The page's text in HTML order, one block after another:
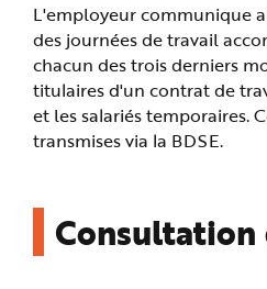
L'employeur communique
des journées de travail
chacun des trois derniers
titulaires d'un contrat de
et les salariés temporaires.
transmises via la BDSE.
Consultation